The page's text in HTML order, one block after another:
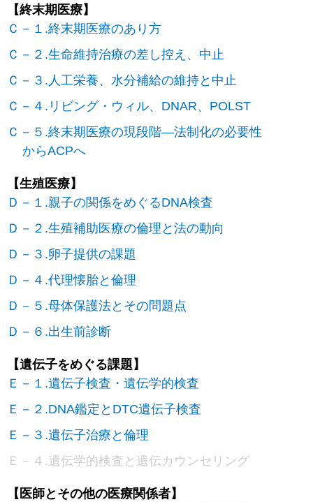
【終末期医療】
Ｃ－１.終末期医療のあり方
Ｃ－２.生命維持治療の差し控え、中止
Ｃ－３.人工栄養、水分補給の維持と中止
Ｃ－４.リビング・ウィル、DNAR、POLST
Ｃ－５.終末期医療の現段階―法制化の必要性
からACPへ
【生殖医療】
Ｄ－１.親子の関係をめぐるDNA検査
Ｄ－２.生殖補助医療の倫理と法の動向
Ｄ－３.卵子提供の課題
Ｄ－４.代理懐胎と倫理
Ｄ－５.母体保護法とその問題点
Ｄ－６.出生前診断
【遺伝子をめぐる課題】
Ｅ－１.遺伝子検査・遺伝学的検査
Ｅ－２.DNA鑑定とDTC遺伝子検査
Ｅ－３.遺伝子治療と倫理
Ｅ－４.遺伝学的検査と遺伝カウンセリング
【医師とその他の医療関係者】